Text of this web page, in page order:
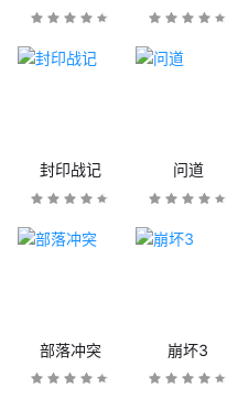
封印战记 问道
部落冲突 崩坏3